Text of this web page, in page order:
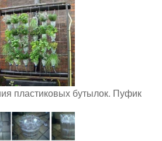
пластиковых бутылок. Пуфик